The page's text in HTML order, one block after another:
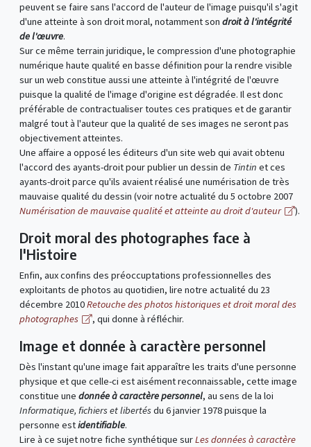
peuvent se faire sans l'accord de l'auteur de l'image puisqu'il s'agit
d'une atteinte à son droit moral, notamment son droit à l'intégrité
de l'œuvre.
Sur ce même terrain juridique, le compression d'une photographie
numérique haute qualité en basse définition pour la rendre visible
sur un web constitue aussi une atteinte à l'intégrité de l'œuvre
puisque la qualité de l'image d'origine est dégradée. Il est donc
préférable de contractualiser toutes ces pratiques et de garantir
malgré tout à l'auteur que la qualité de ses images ne seront pas
objectivement atteintes.
Une affaire a opposé les éditeurs d'un site web qui avait obtenu
l'accord des ayants-droit pour publier un dessin de Tintin et ces
ayants-droit parce qu'ils avaient réalisé une numérisation de très
mauvaise qualité du dessin (voir notre actualité du 5 octobre 2007
Numérisation de mauvaise qualité et atteinte au droit d'auteur
).
Droit moral des photographes face à
l'Histoire
Enfin, aux confins des préoccuptations professionnelles des
exploitants de photos au quotidien, lire notre actualité du 23
décembre 2010Retouche des photos historiques et droit moral des
photographes
, qui donne à réfléchir.
Image et donnée à caractère personnel
Dès l'instant qu'une image fait apparaître les traits d'une personne
physique et que celle-ci est aisément reconnaissable, cette image
constitue une donnée à caractère personnel, au sens de la loi
Informatique, fichiers et libertés du 6 janvier 1978 puisque la
personne estidentifiable.
Lire à ce sujet notre fiche synthétique surLes données à caractère